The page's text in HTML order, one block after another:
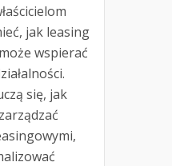
jak leasing
wspierać
się, jak